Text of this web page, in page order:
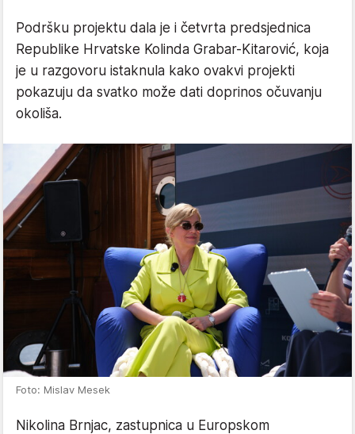
Podršku projektu dala je i četvrta predsjednica
Republike Hrvatske Kolinda Grabar-Kitarović, koja
je u razgovoru istaknula kako ovakvi projekti
pokazuju da svatko može dati doprinos očuvanju
okoliša.
Foto: Mislav Mesek
Nikolina Brnjac, zastupnica u Europskom